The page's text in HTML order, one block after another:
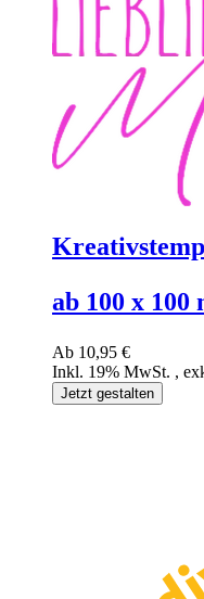
ab 100 x 100
Ab 10,95 €
Inkl. 19% MwSt. ,
Jetzt gestalten